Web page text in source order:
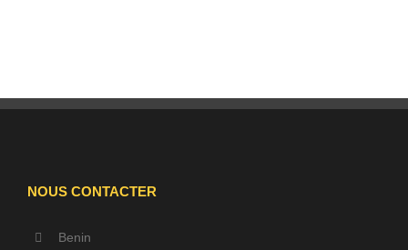
NOUS CONTACTER
Benin